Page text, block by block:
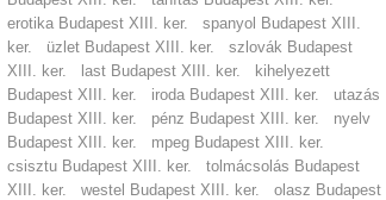
erotika Budapest XIII. ker.
spanyol Budapest XIII.
ker.
üzlet Budapest XIII. ker.
szlovák Budapest
XIII. ker.
last Budapest XIII. ker.
kihelyezett
Budapest XIII. ker.
iroda Budapest XIII. ker.
utazás
Budapest XIII. ker.
pénz Budapest XIII. ker.
nyelv
Budapest XIII. ker.
mpeg Budapest XIII. ker.
csisztu Budapest XIII. ker.
tolmácsolás Budapest
XIII. ker.
westel Budapest XIII. ker.
olasz Budapest